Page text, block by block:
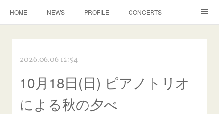
HOME NEWS PROFILE CONCERTS
2026.06.06 12:54
10月18日(日) ピアノトリオ
による秋の夕べ